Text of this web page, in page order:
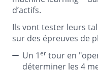
d’actifs.
Ils vont tester leurs
sur des épreuves de
Un 1er tour en
déterminer les 4